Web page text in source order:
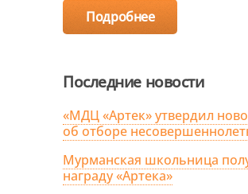
Подробнее
Последние новости
«МДЦ «Артек» утвердил
об отборе
Мурманская школьница
награду «Артека»